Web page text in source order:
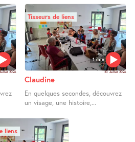
2026
1 min
Tisseurs de liens
23 Juillet 2026
Claudine
En quelques secondes, découvrez
un visage, une histoire,...
liens